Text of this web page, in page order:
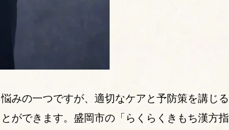
みの一つですが、適切なケアと予防策を講じる
ができます。盛岡市の「らくらくきもち漢方指